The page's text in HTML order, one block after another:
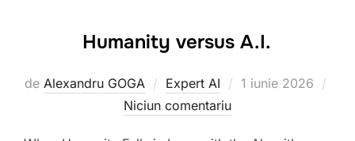
Humanity versus A.I.
de Alexandru GOGA Expert AI
Publicat
1 iunie 2026
Niciun comentariu